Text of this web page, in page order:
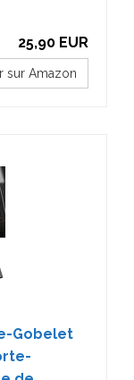
25,90 EUR
sur Amazon
Gobelet